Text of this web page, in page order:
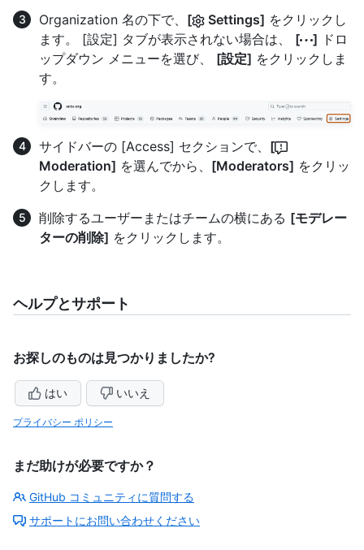
Organization 名の下で、 [ Settings] をクリックし
ます。 [設定] タブが表示されない場合は、 [ ] ドロ
ップダウン メニューを選び、 [設定] をクリックしま
す。
サイドバーの [Access] セクションで、 [
Moderation] を選んでから、 [Moderators] をクリッ
クします。
削除するユーザーまたはチームの横にある [モデレー
ターの削除] をクリックします。
ヘルプとサポート
お探しのものは見つかりましたか?
はい いいえ
プライバシー ポリシー
まだ助けが必要ですか？
GitHub コミュニティに質問する
サポートにお問い合わせください